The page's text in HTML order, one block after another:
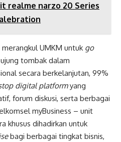
realme narzo 20 Series
UMKM untuk go
tombak dalam
secara berkelanjutan, 99%
digital platformyang
forum diskusi, serta berbagai
myBusiness – unit
khusus dihadirkan untuk
bagi berbagai tingkat bisnis,